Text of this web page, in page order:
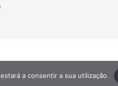
a consentir a sua utilização.